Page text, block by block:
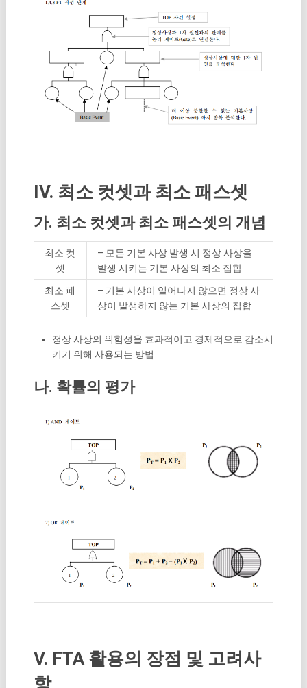
IV. 최소 컷셋과 최소 패스셋
가. 최소 컷셋과 최소 패스셋의 개념
최소 컷
셋
– 모든 기본 사상 발생 시 정상 사상을
발생 시키는 기본 사상의 최소 집합
최소 패
스셋
– 기본 사상이 일어나지 않으면 정상 사
상이 발생하지 않는 기본 사상의 집합
정상 사상의 위험성을 효과적이고 경제적으로 감소시
키기 위해 사용되는 방법
나. 확률의 평가
V. FTA 활용의 장점 및 고려사
항